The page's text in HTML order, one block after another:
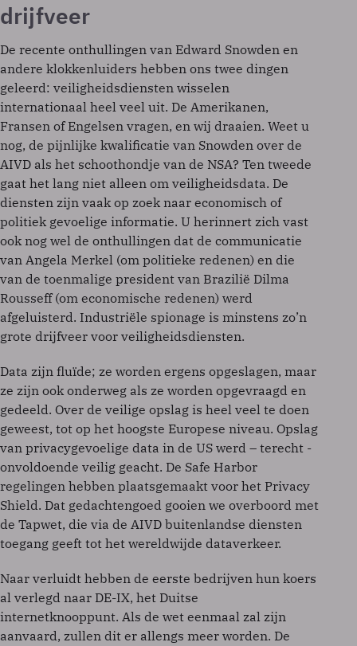
drijfveer
De recente onthullingen van Edward Snowden en
andere klokkenluiders hebben ons twee dingen
geleerd: veiligheidsdiensten wisselen
internationaal heel veel uit. De Amerikanen,
Fransen of Engelsen vragen, en wij draaien. Weet u
nog, de pijnlijke kwalificatie van Snowden over de
AIVD als het schoothondje van de NSA? Ten tweede
gaat het lang niet alleen om veiligheidsdata. De
diensten zijn vaak op zoek naar economisch of
politiek gevoelige informatie. U herinnert zich vast
ook nog wel de onthullingen dat de communicatie
van Angela Merkel (om politieke redenen) en die
van de toenmalige president van Brazilië Dilma
Rousseff (om economische redenen) werd
afgeluisterd. Industriële spionage is minstens zo’n
grote drijfveer voor veiligheidsdiensten.
Data zijn fluïde; ze worden ergens opgeslagen, maar
ze zijn ook onderweg als ze worden opgevraagd en
gedeeld. Over de veilige opslag is heel veel te doen
geweest, tot op het hoogste Europese niveau. Opslag
van privacygevoelige data in de US werd – terecht -
onvoldoende veilig geacht. De Safe Harbor
regelingen hebben plaatsgemaakt voor het Privacy
Shield. Dat gedachtengoed gooien we overboord met
de Tapwet, die via de AIVD buitenlandse diensten
toegang geeft tot het wereldwijde dataverkeer.
Naar verluidt hebben de eerste bedrijven hun koers
al verlegd naar DE-IX, het Duitse
internetknooppunt. Als de wet eenmaal zal zijn
aanvaard, zullen dit er allengs meer worden. De